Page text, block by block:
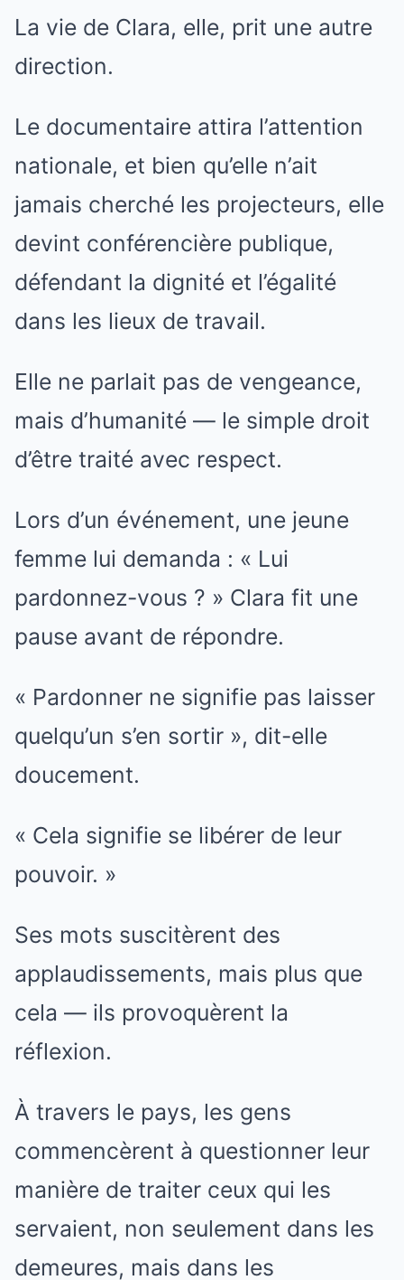
La vie de Clara, elle, prit une autre
direction.
Le documentaire attira l’attention
nationale, et bien qu’elle n’ait
jamais cherché les projecteurs, elle
devint conférencière publique,
défendant la dignité et l’égalité
dans les lieux de travail.
Elle ne parlait pas de vengeance,
mais d’humanité — le simple droit
d’être traité avec respect.
Lors d’un événement, une jeune
femme lui demanda : « Lui
pardonnez-vous ? » Clara fit une
pause avant de répondre.
« Pardonner ne signifie pas laisser
quelqu’un s’en sortir », dit-elle
doucement.
« Cela signifie se libérer de leur
pouvoir. »
Ses mots suscitèrent des
applaudissements, mais plus que
cela — ils provoquèrent la
réflexion.
À travers le pays, les gens
commencèrent à questionner leur
manière de traiter ceux qui les
servaient, non seulement dans les
demeures, mais dans les